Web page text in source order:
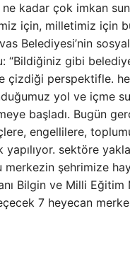
kadar çok imkan
için, milletimiz için
Belediyesi’nin
gibi
çizdiği perspektifle.
yol ve içme
başladı. Bugün
engellilere,
sektöre
şehrimize
Bilgin ve Milli
7 heyecan